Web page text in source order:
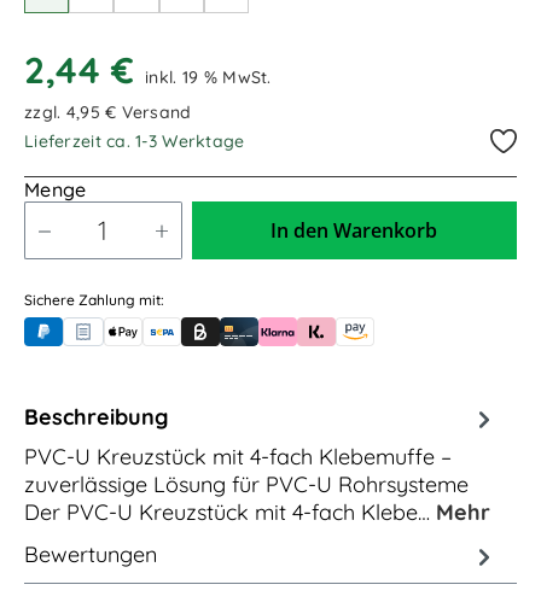
2,44 €
inkl. 19 % MwSt.
zzgl. 4,95 € Versand
Lieferzeit ca. 1-3 Werktage
Menge
In den Warenkorb
Sichere Zahlung mit:
PayPalRechnungskauf (für Behörden)
Apple PayBanküberweisung (vorab)
Rechnungskauf (Billie)
Kreditkarte
Rechnung oder Ratenkauf (Klarna)
Sofortüberweisung (Klarna)
Amazon Pay
Beschreibung
PVC-U Kreuzstück mit 4-fach Klebemuffe –
zuverlässige Lösung für PVC-U Rohrsysteme
Der PVC-U Kreuzstück mit 4-fach Klebe… Mehr
Bewertungen